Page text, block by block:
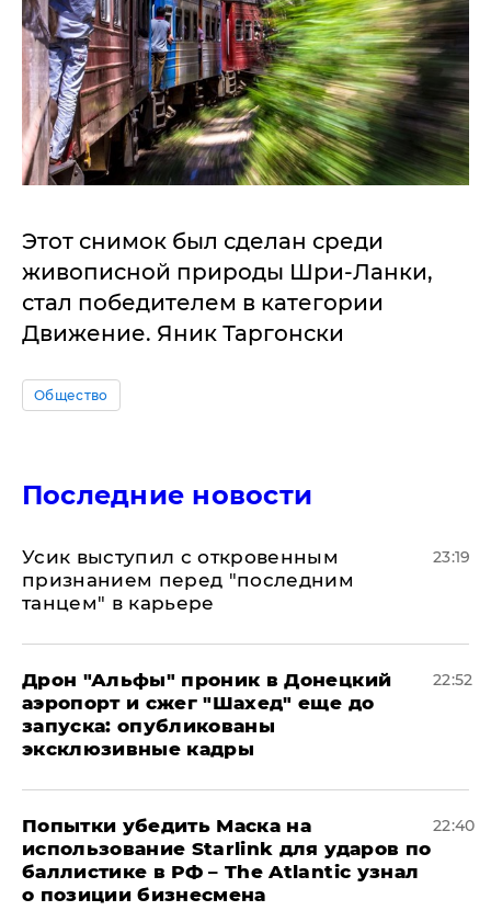
Этот снимок был сделан среди
живописной природы Шри-Ланки,
стал победителем в категории
Движение. Яник Таргонски
Общество
Последние новости
Усик выступил с откровенным
признанием перед "последним
танцем" в карьере
23:19
Дрон "Альфы" проник в Донецкий
аэропорт и сжег "Шахед" еще до
запуска: опубликованы
эксклюзивные кадры
22:52
Попытки убедить Маска на
использование Starlink для ударов по
баллистике в РФ – The Atlantic узнал
о позиции бизнесмена
22:40